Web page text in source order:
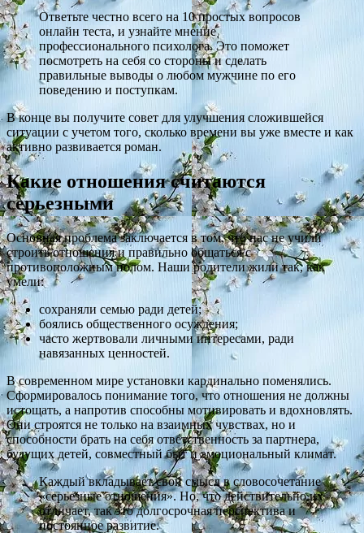
Ответьте честно всего на 10 простых вопросов
онлайн теста, и узнайте мнение
профессионального психолога. Это поможет
посмотреть на себя со стороны и сделать
правильные выводы о любом мужчине по его
поведению и поступкам.
В конце вы получите совет для улучшения сложившейся
ситуации с учетом того, сколько времени вы уже вместе и как
активно развивается роман.
Какие отношения считаются
серьезными
Основная проблема заключается в том, что нас не учили
строить отношения и правильно общаться с
противоположным полом. Наши родители жили так, как
умели:
сохраняли семью ради детей;
боялись общественного осуждения;
часто жертвовали личными интересами, ради
навязанных ценностей.
В современном мире установки кардинально поменялись.
Сформировалось понимание того, что отношения не должны
истощать, а напротив способны мотивировать и вдохновлять.
Они строятся не только на взаимных чувствах, но и
способности брать на себя ответственность за партнера,
будущих детей, совместный быт и эмоциональный климат.
Каждый вкладывает свой смысл в словосочетание
«серьезные отношения». Но, что действительно их
отличает, так это долгосрочная перспектива и
постоянное развитие.